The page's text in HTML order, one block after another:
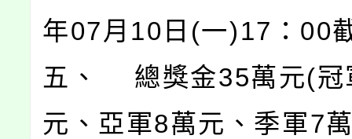
年07月10日(一)17：00
五、 總獎金35萬元(冠
元、亞軍8萬元、季軍7